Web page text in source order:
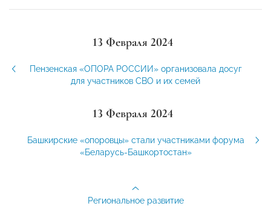
13 Февраля 2024
Пензенская «ОПОРА РОССИИ» организовала досуг
для участников СВО и их семей
13 Февраля 2024
Башкирские «опоровцы» стали участниками форума
«Беларусь-Башкортостан»
Региональное развитие